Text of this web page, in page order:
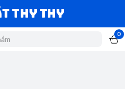
Thy Thy
0